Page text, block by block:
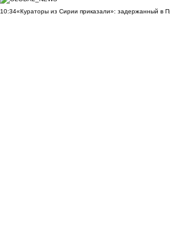
10:34«Кураторы из Сирии приказали»: задержанный в